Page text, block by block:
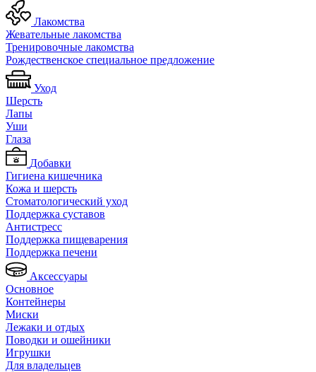
Лакомства
Жевательные лакомства
Тренировочные лакомства
Рождественское специальное предложение
Уход
Шерсть
Лапы
Уши
Глаза
Добавки
Гигиена кишечника
Кожа и шерсть
Cтоматологический уход
Поддержка суставов
Антистресс
Поддержка пищеварения
Поддержка печени
Аксессуары
Основное
Контейнеры
Миски
Лежаки и отдых
Поводки и ошейники
Игрушки
Для владельцев